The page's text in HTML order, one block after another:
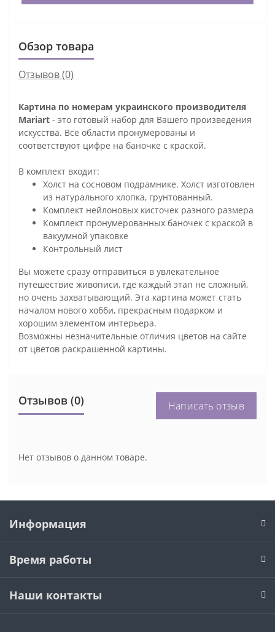
Обзор товара
Отзывов (0)
Картина по номерам украинского производителя
Mariart - это готовый набор для Вашего произведения
искусства. Все области пронумерованы и
соответствуют цифре на баночке с краской.
В комплект входит:
Холст на сосновом подрамнике. Холст изготовлен
из натурального хлопка, грунтованный.
Комплект нейлоновых кисточек разного размера
Комплект пронумерованных баночек с краской в
вакуумной упаковке
Контрольный лист
Вы можете сразу отправиться в увлекательное
путешествие живописи, где каждый этап не сложный,
но очень захватывающий. Эта картина может стать
началом нового хобби, прекрасным подарком и
хорошим элементом интерьера.
Возможны незначительные отличия цветов на сайте
от цветов раскрашенной картины.
Отзывов (0) Написать отзыв
Нет отзывов о данном товаре.
Информация
Время работы
Наши контакты